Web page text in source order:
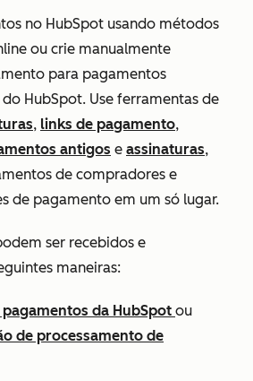
no HubSpot usando métodos
ou crie manualmente
para pagamentos
HubSpot. Use ferramentas de
, links de pagamento,
antigos e assinaturas,
de compradores e
de pagamento em um só lugar.
ser recebidos e
maneiras:
pagamentos da HubSpot ou
de processamento de